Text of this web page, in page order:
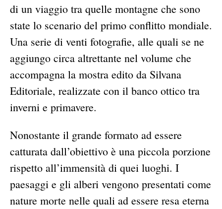
di un viaggio tra quelle montagne che sono
state lo scenario del primo conflitto mondiale.
Una serie di venti fotografie, alle quali se ne
aggiungo circa altrettante nel volume che
accompagna la mostra edito da Silvana
Editoriale, realizzate con il banco ottico tra
inverni e primavere.
Nonostante il grande formato ad essere
catturata dall’obiettivo è una piccola porzione
rispetto all’immensità di quei luoghi. I
paesaggi e gli alberi vengono presentati come
nature morte nelle quali ad essere resa eterna